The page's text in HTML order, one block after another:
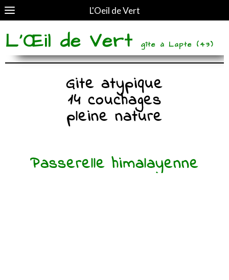
L'Oeil de Vert
L'Œil de Vert gîte à Lapte (43)
Gite atypique
14 couchages
pleine nature
Passerelle himalayenne